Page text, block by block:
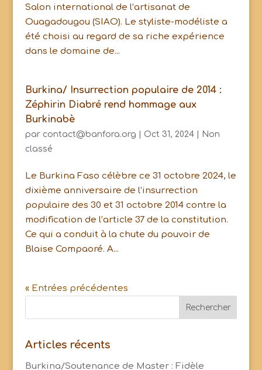
Salon international de l’artisanat de
Ouagadougou (SIAO). Le styliste-modéliste a
été choisi au regard de sa riche expérience
dans le domaine de...
Burkina/ Insurrection populaire de 2014 :
Zéphirin Diabré rend hommage aux
Burkinabè
par contact@banfora.org Oct 31, 2024|
Non
classé
Le Burkina Faso célèbre ce 31 octobre 2024, le
dixième anniversaire de l’insurrection
populaire des 30 et 31 octobre 2014 contre la
modification de l’article 37 de la constitution.
Ce qui a conduit à la chute du pouvoir de
Blaise Compaoré. A...
« Entrées précédentes
Articles récents
Burkina/Soutenance de Master : Fidèle